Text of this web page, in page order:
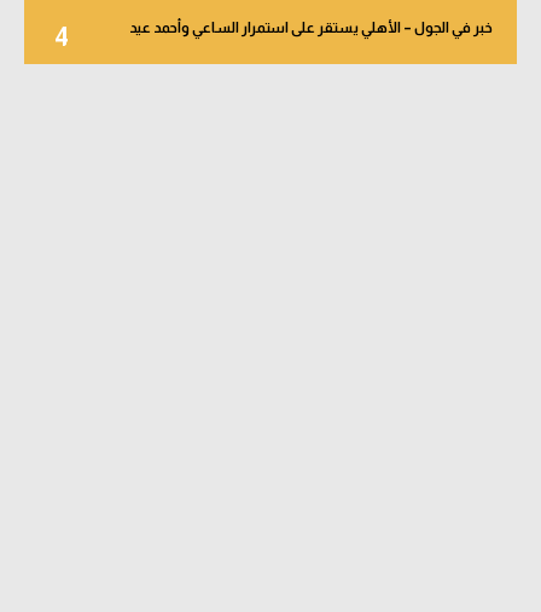
4 خبر في الجول – الأهلي يستقر على استمرار الساعي وأحمد عيد